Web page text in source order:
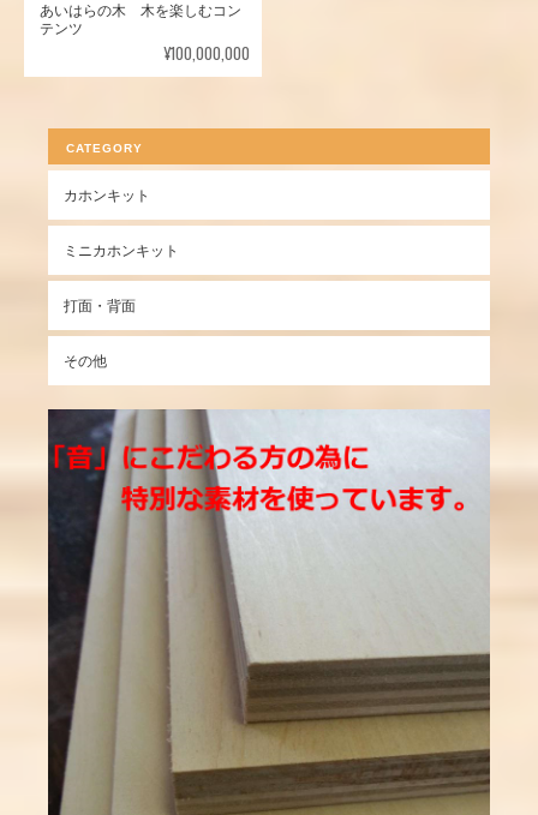
あいはらの木 木を楽しむコン
テンツ
¥100,000,000
CATEGORY
カホンキット
ミニカホンキット
打面・背面
その他